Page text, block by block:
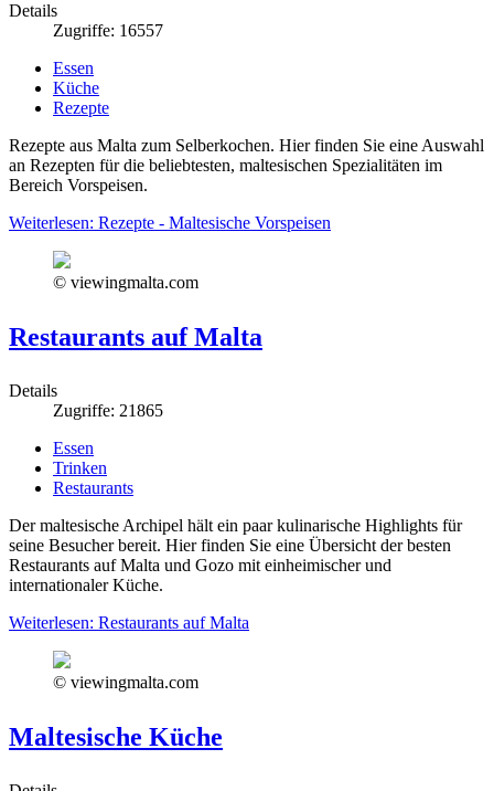
Details
Zugriffe: 16557
Essen
Küche
Rezepte
Rezepte aus Malta zum Selberkochen. Hier finden Sie eine Auswahl
an Rezepten für die beliebtesten, maltesischen Spezialitäten im
Bereich Vorspeisen.
Weiterlesen: Rezepte - Maltesische Vorspeisen
© viewingmalta.com
Restaurants auf Malta
Details
Zugriffe: 21865
Essen
Trinken
Restaurants
Der maltesische Archipel hält ein paar kulinarische Highlights für
seine Besucher bereit. Hier finden Sie eine Übersicht der besten
Restaurants auf Malta und Gozo mit einheimischer und
internationaler Küche.
Weiterlesen: Restaurants auf Malta
© viewingmalta.com
Maltesische Küche